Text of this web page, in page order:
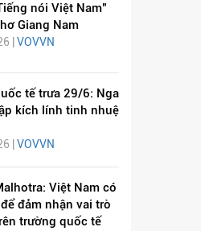
nói Việt Nam"
Giang Nam
| VOVVN
tế trưa 29/6: Nga
kích lính tinh nhuệ
| VOVVN
Việt Nam có
đảm nhận vai trò
trường quốc tế